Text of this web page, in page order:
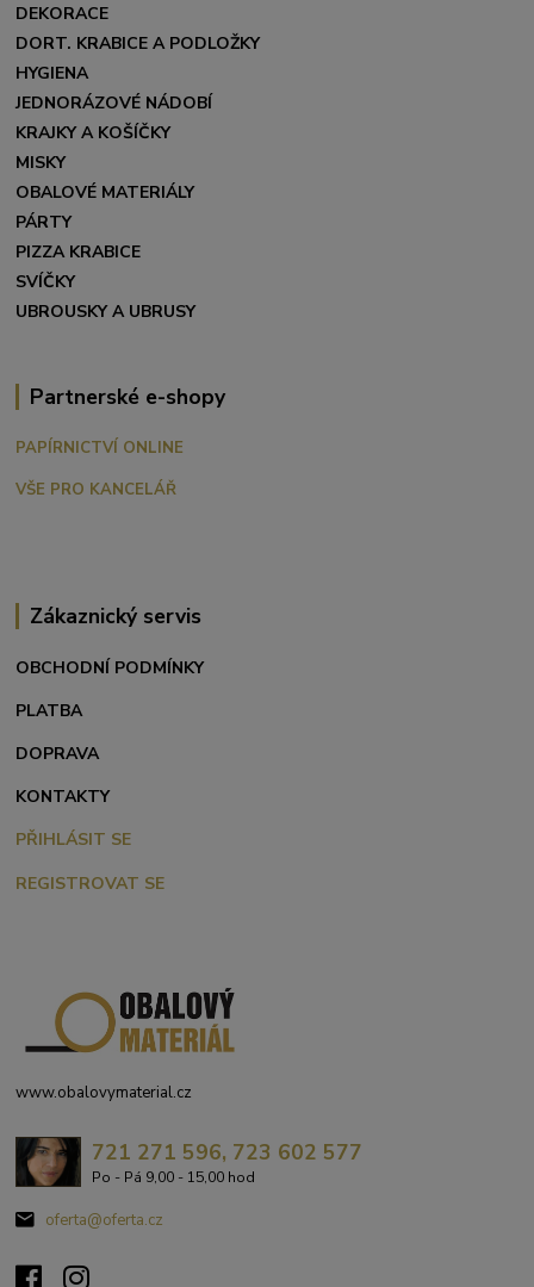
DEKORACE
DORT. KRABICE A PODLOŽKY
HYGIENA
JEDNORÁZOVÉ NÁDOBÍ
KRAJKY A KOŠÍČKY
MISKY
OBALOVÉ MATERIÁLY
PÁRTY
PIZZA KRABICE
SVÍČKY
UBROUSKY A UBRUSY
Partnerské e-shopy
PAPÍRNICTVÍ ONLINE
VŠE PRO KANCELÁŘ
Zákaznický servis
OBCHODNÍ PODMÍNKY
PLATBA
DOPRAVA
KONTAKTY
PŘIHLÁSIT SE
REGISTROVAT SE
www.obalovymaterial.cz
721 271 596, 723 602 577
Po - Pá 9,00 - 15,00 hod
oferta@oferta.cz